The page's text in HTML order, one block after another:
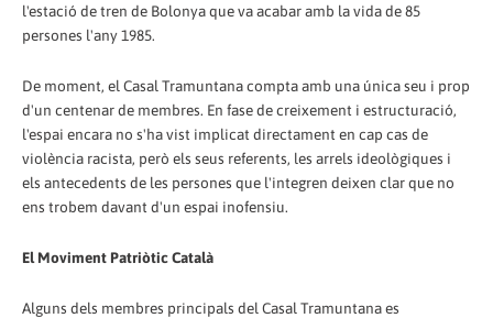
l'estació de tren de Bolonya que va acabar amb la vida de 85
persones l'any 1985.
De moment, el Casal Tramuntana compta amb una única seu i prop
d'un centenar de membres. En fase de creixement i estructuració,
l'espai encara no s'ha vist implicat directament en cap cas de
violència racista, però els seus referents, les arrels ideològiques i
els antecedents de les persones que l'integren deixen clar que no
ens trobem davant d'un espai inofensiu.
El Moviment Patriòtic Català
Alguns dels membres principals del Casal Tramuntana es